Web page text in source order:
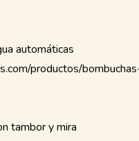
automáticas
productos/
tambor y mira